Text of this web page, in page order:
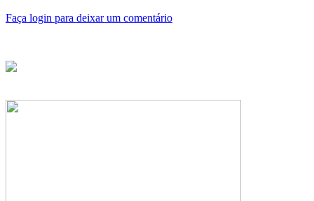
Faça login para deixar um comentário